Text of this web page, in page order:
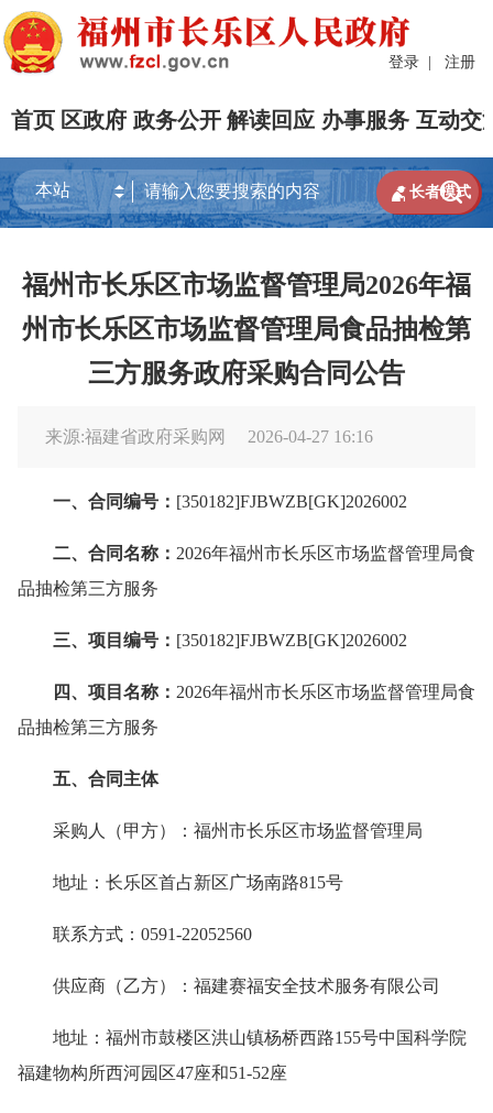
登录 | 注册
首页 区政府 政务公开 解读回应 办事服务 互动交

 长者模式
福州市长乐区市场监督管理局2026年福
州市长乐区市场监督管理局食品抽检第
三方服务政府采购合同公告
来源:福建省政府采购网 2026-04-27 16:16
一、合同编号： [350182]FJBWZB[GK]2026002
二、合同名称： 2026年福州市长乐区市场监督管理局食
品抽检第三方服务
三、项目编号： [350182]FJBWZB[GK]2026002
四、项目名称： 2026年福州市长乐区市场监督管理局食
品抽检第三方服务
五、合同主体
采购人（甲方）：福州市长乐区市场监督管理局
地址：长乐区首占新区广场南路815号
联系方式：0591-22052560
供应商（乙方）：福建赛福安全技术服务有限公司
地址：福州市鼓楼区洪山镇杨桥西路155号中国科学院
福建物构所西河园区47座和51-52座